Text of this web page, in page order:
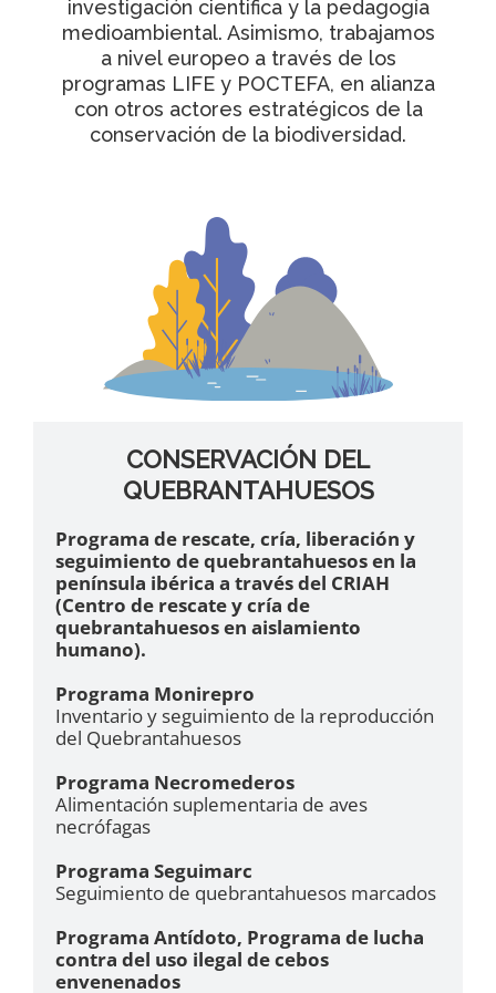
investigación cientifica y la pedagogía
medioambiental. Asimismo, trabajamos
a nivel europeo a través de los
programas LIFE y POCTEFA, en alianza
con otros actores estratégicos de la
conservación de la biodiversidad.
CONSERVACIÓN DEL
QUEBRANTAHUESOS
Programa de rescate, cría, liberación y
seguimiento de quebrantahuesos en la
península ibérica a través del CRIAH
(Centro de rescate y cría de
quebrantahuesos en aislamiento
humano).
Programa Monirepro
Inventario y seguimiento de la reproducción
del Quebrantahuesos
Programa Necromederos
Alimentación suplementaria de aves
necrófagas
Programa Seguimarc
Seguimiento de quebrantahuesos marcados
Programa Antídoto, Programa de lucha
contra del uso ilegal de cebos
envenenados